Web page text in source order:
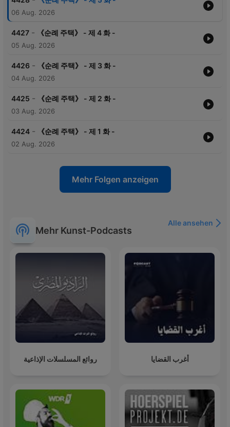
06 Aug. 2026
4427 - 《순례 주택》 - 제 4 화 -
05 Aug. 2026
4426 - 《순례 주택》 - 제 3 화 -
04 Aug. 2026
4425 - 《순례 주택》 - 제 2 화 -
03 Aug. 2026
4424 - 《순례 주택》 - 제 1 화 -
02 Aug. 2026
Mehr Folgen anzeigen
Mehr Kunst-Podcasts
Alle ansehen
روائع المسلسلات الإذاعية أغرب القضايا